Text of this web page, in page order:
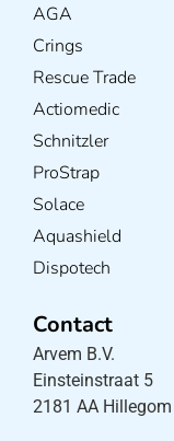
AGA
Crings
Rescue Trade
Actiomedic
Schnitzler
ProStrap
Solace
Aquashield
Dispotech
Contact
Arvem B.V.
Einsteinstraat 5
2181 AA Hillegom